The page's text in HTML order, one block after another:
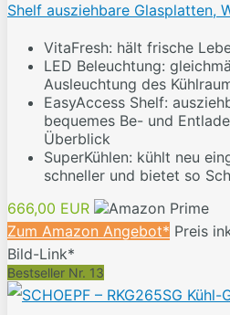
Shelf ausziehbare Glasplatten,
VitaFresh: hält frische
LED Beleuchtung:
Ausleuchtung des
EasyAccess Shelf:
bequemes Be- und
Überblick
SuperKühlen: kühlt neu
schneller und bietet so
666,00 EUR
Zum Amazon Angebot* Preis
Bild-Link*
Bestseller Nr. 13